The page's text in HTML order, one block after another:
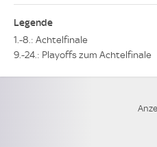
Legende
1.-8.: Achtelfinale
9.-24.: Playoffs zum Achtelfinale